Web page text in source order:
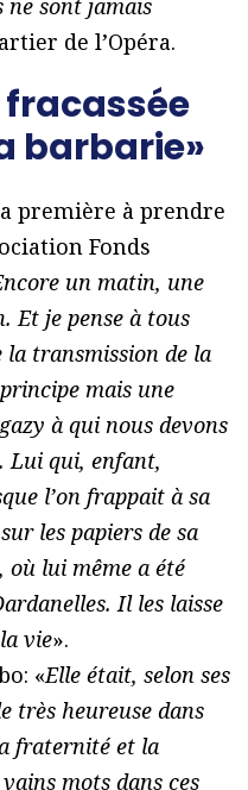
ne sont jamais
de l’Opéra.
fracassée
barbarie»
première à prendre
Fonds
un matin, une
Et je pense à tous
transmission de la
mais une
à qui nous devons
Lui qui, enfant,
l’on frappait à sa
les papiers de sa
où lui même a été
Il les laisse
vie».
«Elle était, selon ses
très heureuse dans
fraternité et la
mots dans ces